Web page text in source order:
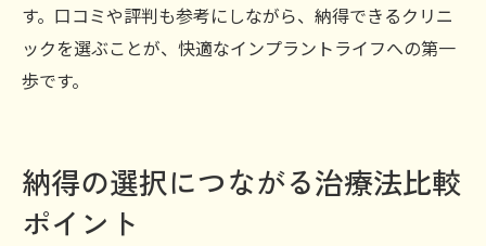
す。口コミや評判も参考にしながら、納得できるクリニ
ックを選ぶことが、快適なインプラントライフへの第一
歩です。
納得の選択につながる治療法比較
ポイント